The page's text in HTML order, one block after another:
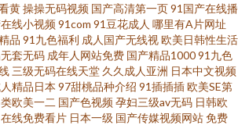
线观看 新国产久久 日本一级免费播放 九一色产 av
品区 欧美精品h 豆花吃瓜每日视频在线 91网址大全
爱爱 国产有码网在线 91制片厂精品在线视频 91大
黄操操无码视频 国产高清第一页91国产在线播
线小视频91com 91豆花成人 哪里有A片网址
品 91九色福利 成人国产无线视欧美日韩性生活
套无码 成年人网站免费 国产精品100091九色
三级无码在线天堂 久久成人亚洲 日本中文视频
精品日本 97甜桃品种介绍 91插插插欧美SE第
欧美一二 国产色视频孕妇三级av无码 日韩欧
在线免费看片 日本一级 国产传媒视频网站免费